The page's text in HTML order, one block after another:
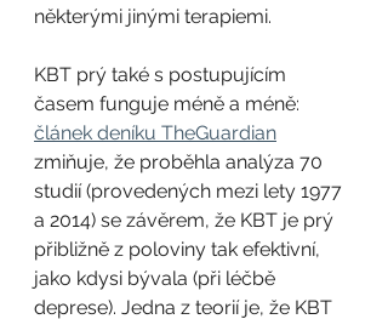
některými jinými terapiemi.
KBT prý také s postupujícím
časem funguje méně a méně:
článek deníku TheGuardian
zmiňuje, že proběhla analýza 70
studií (provedených mezi lety 1977
a 2014) se závěrem, že KBT je prý
přibližně z poloviny tak efektivní,
jako kdysi bývala (při léčbě
deprese). Jedna z teorií je, že KBT